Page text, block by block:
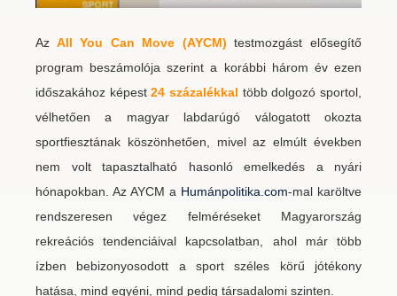
Az All You Can Move (AYCM) testmozgást elősegítő
program beszámolója szerint a korábbi három év ezen
időszakához képest24 százalékkal több dolgozó sportol,
vélhetően a magyar labdarúgó válogatott okozta
sportfiesztának köszönhetően, mivel az elmúlt években
nem volt tapasztalható hasonló emelkedés a nyári
hónapokban. Az AYCM a Humánpolitika.com-mal karöltve
rendszeresen végez felméréseket Magyarország
rekreációs tendenciáival kapcsolatban, ahol már több
ízben bebizonyosodott a sport széles körű jótékony
hatása, mind egyéni, mind pedig társadalomi szinten.